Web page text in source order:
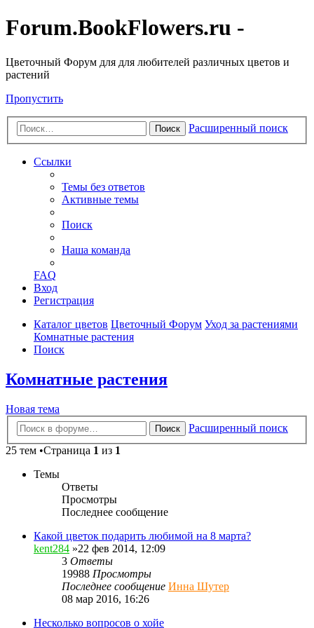
Forum.BookFlowers.ru -
Цветочный Форум для для любителей различных цветов и
растений
Пропустить
Поиск Расширенный поиск
Ссылки
Темы без ответов
Активные темы
Поиск
Наша команда
FAQ
Вход
Регистрация
Каталог цветов Цветочный Форум Уход за растениями
Комнатные растения
Поиск
Комнатные растения
Новая тема
Поиск
Расширенный поиск
25 тем •Страница 1 из 1
Темы
Ответы
Просмотры
Последнее сообщение
Какой цветок подарить любимой на 8 марта?
kent284 »22 фев 2014, 12:09
3 Ответы
19988 Просмотры
Последнее сообщение Инна Шутер
08 мар 2016, 16:26
Несколько вопросов о хойе